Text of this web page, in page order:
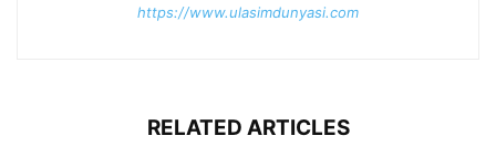
https://www.ulasimdunyasi.com
RELATED ARTICLES